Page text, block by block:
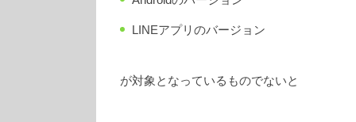
LINEアプリのバージョン
が対象となっているものでないと